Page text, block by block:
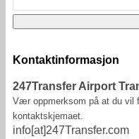
Kontaktinformasjon
247Transfer Airport
Vær oppmerksom på at du vil
kontaktskjemaet.
info[at]247Transfer.com